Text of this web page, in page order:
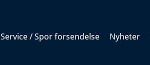
Service / Spor forsendelse Nyheter